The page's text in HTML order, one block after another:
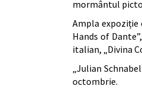
mormântul
Ampla
Hands of
italian, „Divina
„Julian
octombrie.